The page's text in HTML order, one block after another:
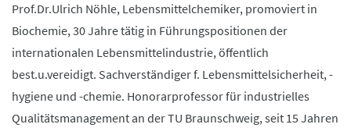
Prof.Dr.Ulrich Nöhle, Lebensmittelchemiker, promoviert in
Biochemie, 30 Jahre tätig in Führungspositionen der
internationalen Lebensmittelindustrie, öffentlich
best.u.vereidigt. Sachverständiger f. Lebensmittelsicherheit, -
hygiene und -chemie. Honorarprofessor für industrielles
Qualitätsmanagement an der TU Braunschweig, seit 15 Jahren